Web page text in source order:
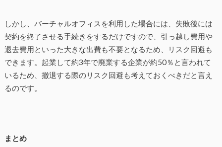
しかし、バーチャルオフィスを利用した場合には、失敗後には
契約を終了させる手続きをするだけですので、引っ越し費用や
退去費用といった大きな出費も不要となるため、リスク回避も
できます。起業して約3年で廃業する企業が約50％と言われて
いるため、撤退する際のリスク回避も考えておくべきだと言え
るのです。
まとめ